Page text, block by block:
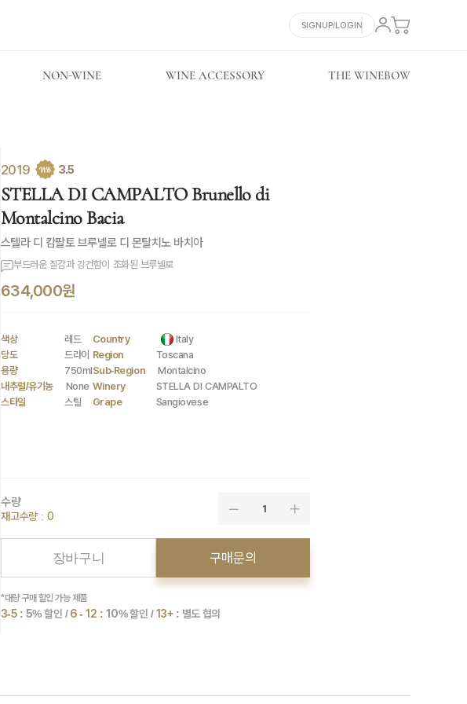
SIGNUP/LOGIN
NON-WINE WINE ACCESSORY THE WINEBOW
2019 3.5
STELLA DI CAMPALTO Brunello di
Montalcino Bacia
스텔라 디 캄팔토 브루넬로 디 몬탈치노 바치아
부드러운 질감과 강건함이 조화된 브루넬로
634,000원
색상
레드
당도
드라이
용량
750ml
내추럴/유기농
None
스타일
스틸
Country
Italy
Region
Toscana
Sub-Region
Montalcino
Winery
STELLA DI CAMPALTO
Grape
Sangiovese
수량
재고수량 : 0
1
장바구니 구매문의
*대량 구매 할인 가능 제품
3-5 : 5% 할인 /6 - 12 : 10% 할인 /13+ : 별도 협의